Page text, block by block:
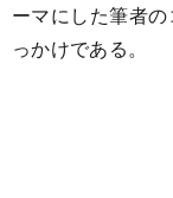
ーマにした筆者
っかけである。